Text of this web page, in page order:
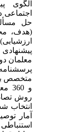
الگوی
اجتماعی
حل
(هدف،
معلمان
متخصص
و
روش
انتخاب
آمار